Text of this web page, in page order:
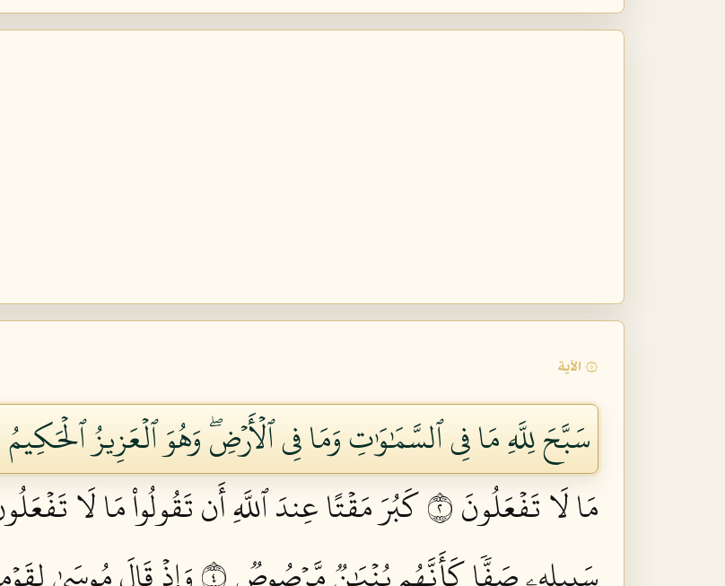
۞ الآية
سَبَّحَ لِلَّهِ مَا فِي ٱلسَّمَٰوَٰتِ وَمَا فِي ٱلۡأَرۡضِۖ وَهُوَ ٱلۡعَزِيزُ ٱلۡحَكِيمُ ١
مَا لَا تَفۡعَلُونَ ٢
كَبُرَ مَقۡتًا عِندَ ٱللَّهِ أَن تَقُولُواْ مَا لَا